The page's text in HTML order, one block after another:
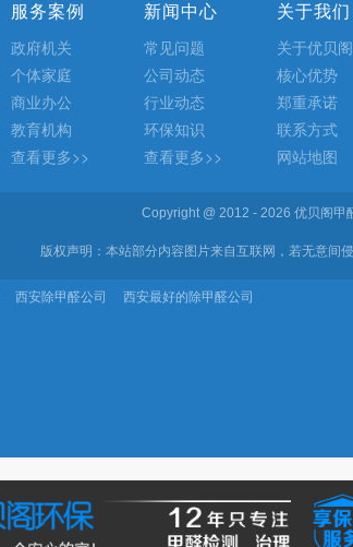
服务案例
政府机关
个体家庭
商业办公
教育机构
查看更多>>
新闻中心
常见问题
公司动态
行业动态
环保知识
查看更多>>
关于我们
关于优贝阁
核心优势
郑重承诺
联系方式
网站地图
Copyright @ 2012 - 2026 优贝阁
版权声明：本站部分内容图片来自互联网，若无意间
西安除甲醛公司 西安最好的除甲醛公司